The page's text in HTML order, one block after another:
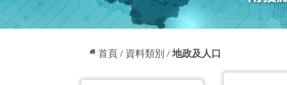
首頁 資料類別 地政及人口